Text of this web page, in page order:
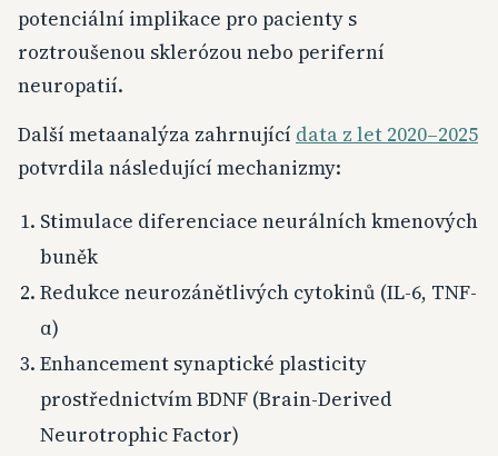
potenciální implikace pro pacienty s
roztroušenou sklerózou nebo periferní
neuropatií.
Další metaanalýza zahrnující data z let 2020–2025
potvrdila následující mechanizmy:
Stimulace diferenciace neurálních kmenových
buněk
Redukce neurozánětlivých cytokinů (IL-6, TNF-
α)
Enhancement synaptické plasticity
prostřednictvím BDNF (Brain-Derived
Neurotrophic Factor)